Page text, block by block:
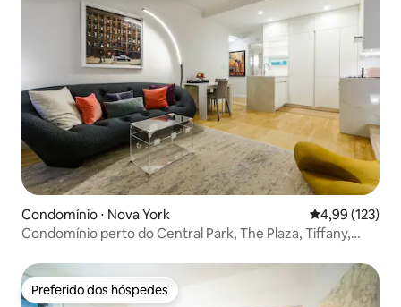
Condomínio ⋅ Nova York 4,99 de uma
4,99 (123)
Condomínio perto do Central Park, The Plaza, Tiffany,
Preferido dos hóspedes
Preferido dos hóspedes